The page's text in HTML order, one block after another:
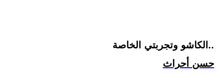
الكاشو وتجربتي الخاصة..
حسن أحراث